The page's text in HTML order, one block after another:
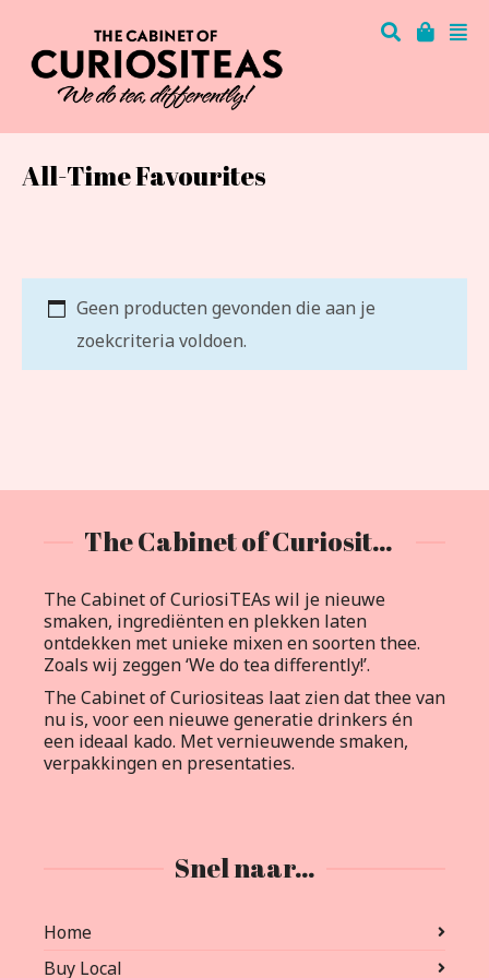
All-Time Favourites
Geen producten gevonden die aan je
zoekcriteria voldoen.
The Cabinet of Curiositeas
The Cabinet of CuriosiTEAs wil je nieuwe
smaken, ingrediënten en plekken laten
ontdekken met unieke mixen en soorten thee.
Zoals wij zeggen ‘We do tea differently!’.
The Cabinet of Curiositeas laat zien dat thee van
nu is, voor een nieuwe generatie drinkers én
een ideaal kado. Met vernieuwende smaken,
verpakkingen en presentaties.
Snel naar…
Home
Buy Local